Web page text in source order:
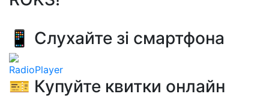
📱 Слухайте зі смартфона
RadioPlayer
🎫 Купуйте квитки онлайн